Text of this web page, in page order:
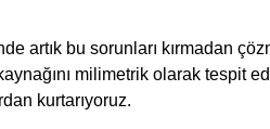
artık bu sorunları kırmadan
milimetrik olarak tespit
kurtarıyoruz.